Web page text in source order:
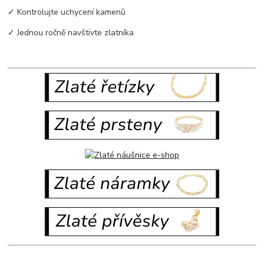
✓ Kontrolujte uchycení kamenů
✓ Jednou ročně navštivte zlatníka